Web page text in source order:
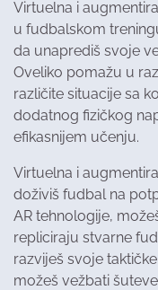
Virtuelna i
u fudbalskom
da unaprediš svoje
Oveliko pomažu u
različite situacije sa
dodatnog fizičkog
efikasnijem učenju.
Virtuelna i
doživiš fudbal na
AR tehnologije,
repliciraju stvarne
razviješ svoje
možeš vežbati